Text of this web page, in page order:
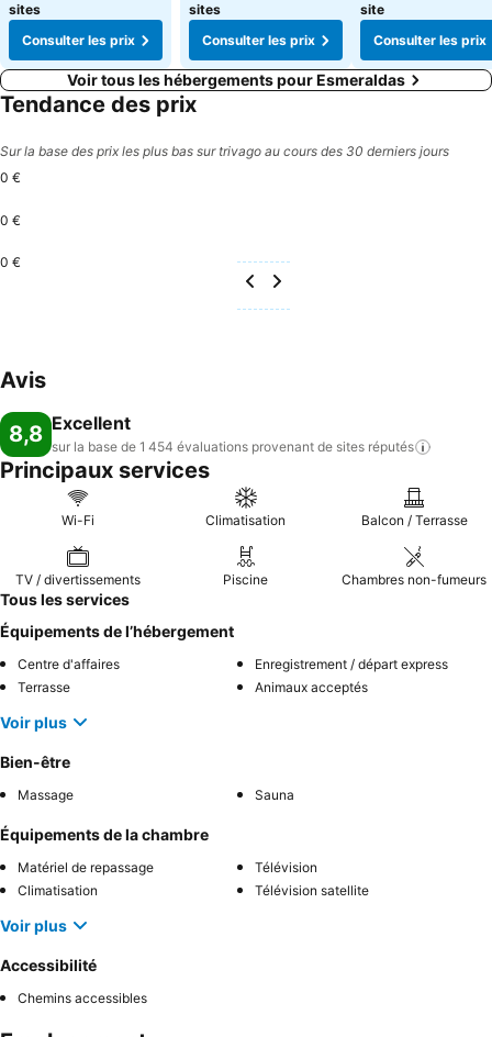
sites
Consulter les prix
sites
Consulter les prix
site
Consulter les prix
Voir tous les hébergements pour Esmeraldas
Tendance des prix
Sur la base des prix les plus bas sur trivago au cours des 30 derniers jours
0 €
0 €
0 €
Avis
8,8 Excellent
sur la base de 1 454 évaluations provenant de sites réputés
Principaux services
Wi-Fi Climatisation Balcon / Terrasse
TV / divertissements Piscine Chambres non-fumeurs
Tous les services
Équipements de l’hébergement
Centre d'affaires
Enregistrement / départ express
Terrasse
Animaux acceptés
Voir plus
Bien-être
Massage Sauna
Équipements de la chambre
Matériel de repassage
Télévision
Climatisation
Télévision satellite
Voir plus
Accessibilité
Chemins accessibles